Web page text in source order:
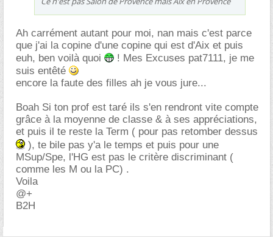
Ah carrément autant pour moi, nan mais c'est parce
que j'ai la copine d'une copine qui est d'Aix et puis
euh, ben voilà quoi
! Mes Excuses pat7111, je me
suis entêté
encore la faute des filles ah je vous jure...
Boah Si ton prof est taré ils s'en rendront vite compte
grâce à la moyenne de classe & à ses appréciations,
et puis il te reste la Term ( pour pas retomber dessus
), te bile pas y'a le temps et puis pour une
MSup/Spe, l'HG est pas le critère discriminant (
comme les M ou la PC) .
Voila
@+
B2H